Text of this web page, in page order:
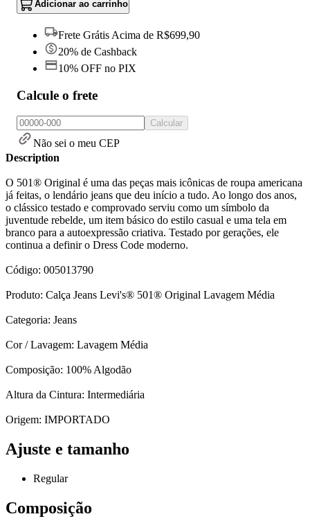
Adicionar ao carrinho
Frete Grátis Acima de R$699,90
20% de Cashback
10% OFF no PIX
Calcule o frete
Calcular
Não sei o meu CEP
Description
O 501® Original é uma das peças mais icônicas de roupa americana
já feitas, o lendário jeans que deu início a tudo. Ao longo dos anos,
o clássico testado e comprovado serviu como um símbolo da
juventude rebelde, um item básico do estilo casual e uma tela em
branco para a autoexpressão criativa. Testado por gerações, ele
continua a definir o Dress Code moderno.
Código: 005013790
Produto: Calça Jeans Levi's® 501® Original Lavagem Média
Categoria: Jeans
Cor / Lavagem: Lavagem Média
Composição: 100% Algodão
Altura da Cintura: Intermediária
Origem: IMPORTADO
Ajuste e tamanho
Regular
Composição